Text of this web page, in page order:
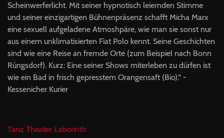
Scheinwerferlicht. Mit seiner hypnotisch leiernden Stimme
und seiner einzigartigen Bühnenpräsenz schafft Micha Marx
eine sexuell aufgeladene Atmoshpäre, wie man sie sonst nur
aus einem unklimatisierten Fiat Polo kennt. Seine Geschichten
sind wie eine Reise an fremde Orte (zum Beispiel nach Bonn
Rüngsdorf). Kurz: Eine seiner Shows miterleben zu dürfen ist
wie ein Bad in frisch gepresstem Orangensaft (Bio).“ -
Kessenicher Kurier
Tanz Theater Laborinth